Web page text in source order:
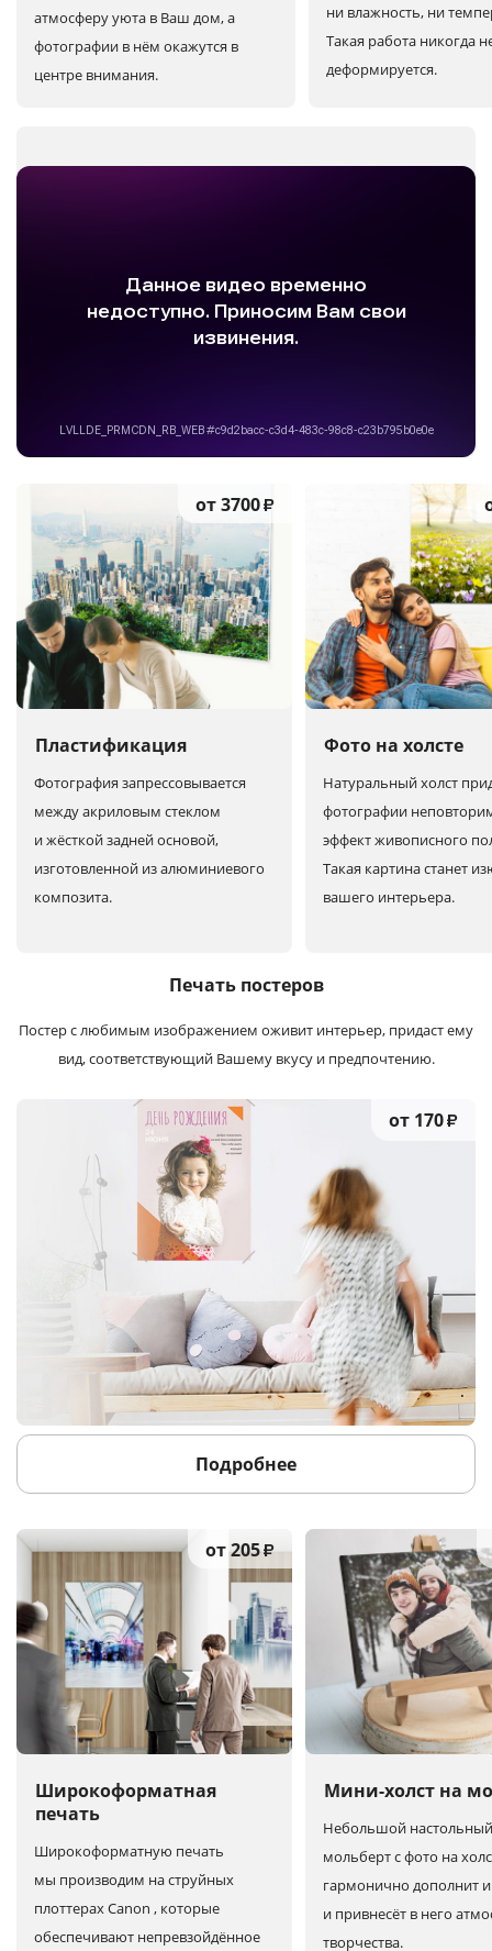
атмосферу уюта в Ваш дом, а
фотографии в нём окажутся в
центре внимания.
ни влажность, ни
Такая работа никогда
деформируется.
Пластификация
от 3700₽
Фотография запрессовывается
между акриловым стеклом
и жёсткой задней основой,
изготовленной из алюминиевого
композита.
Фото на холсте
Натуральный холст
фотографии
эффект живописного
Такая картина станет
вашего интерьера.
Печать постеров
Постер с любимым изображением оживит интерьер, придаст ему
вид, соответствующий Вашему вкусу и предпочтению.
от 170₽
Подробнее
Широкоформатная
печать
от 205₽
Широкоформатную печать
мы производим на струйных
плоттерах Canon , которые
обеспечивают непревзойдённое
Мини-холст на
Небольшой настольный
мольберт с фото на
гармонично дополнит
и привнесёт в него
творчества.